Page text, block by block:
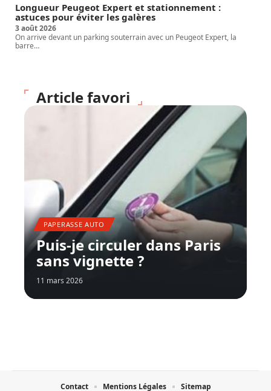
Longueur Peugeot Expert et stationnement :
astuces pour éviter les galères
3 août 2026
On arrive devant un parking souterrain avec un Peugeot Expert, la
barre…
Article favori
PAPERASSE AUTO
Puis-je circuler dans Paris
sans vignette ?
11 mars 2026
Contact Mentions Légales Sitemap